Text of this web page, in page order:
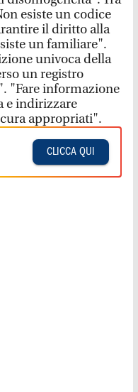
esiste un codice
il diritto alla
un familiare".
univoca della
un registro
"Fare informazione
e indirizzare
appropriati".
CLICCA QUI